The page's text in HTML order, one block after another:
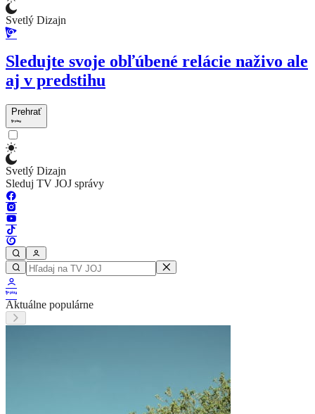
Svetlý Dizajn
Sledujte svoje obľúbené relácie naživo ale
aj v predstihu
Prehrať
Svetlý Dizajn
Sleduj TV JOJ správy
Aktuálne populárne